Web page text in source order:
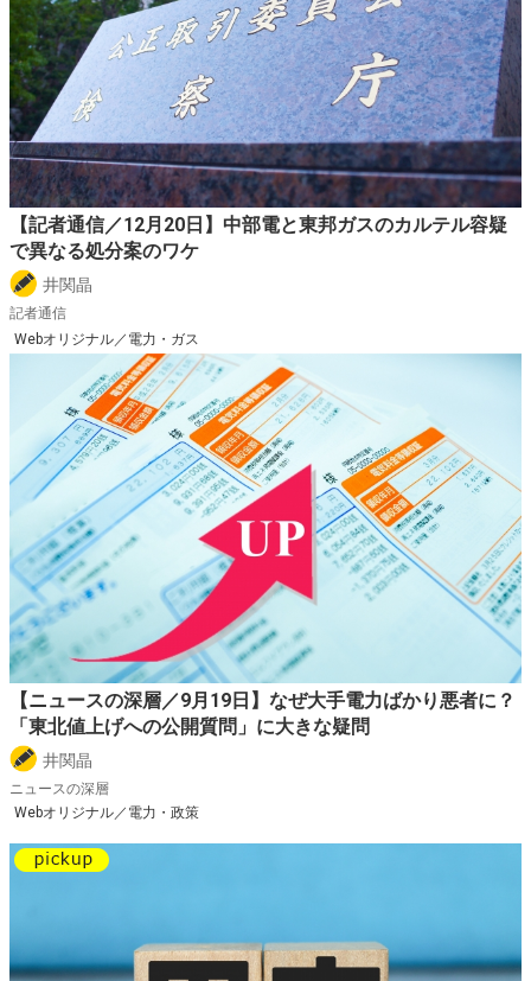
【記者通信／12月20日】中部電と東邦ガスのカルテル容疑
で異なる処分案のワケ
井関晶
記者通信
Webオリジナル／電力・ガス
【ニュースの深層／9月19日】なぜ大手電力ばかり悪者に？
「東北値上げへの公開質問」に大きな疑問
井関晶
ニュースの深層
Webオリジナル／電力・政策